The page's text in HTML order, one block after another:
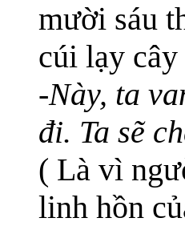
mười sáu
cúi lạy cây
-Này, ta
đi. Ta sẽ
( Là vì
linh hồn